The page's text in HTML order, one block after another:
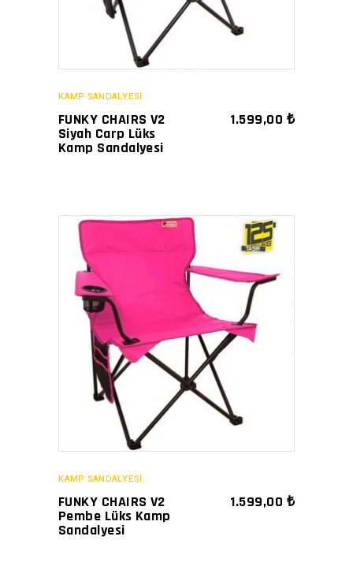
KAMP SANDALYESİ
FUNKY CHAIRS V2
Siyah Carp Lüks
Kamp Sandalyesi
1.599,00 ₺
SATIN AL
KAMP SANDALYESİ
FUNKY CHAIRS V2
Pembe Lüks Kamp
Sandalyesi
1.599,00 ₺